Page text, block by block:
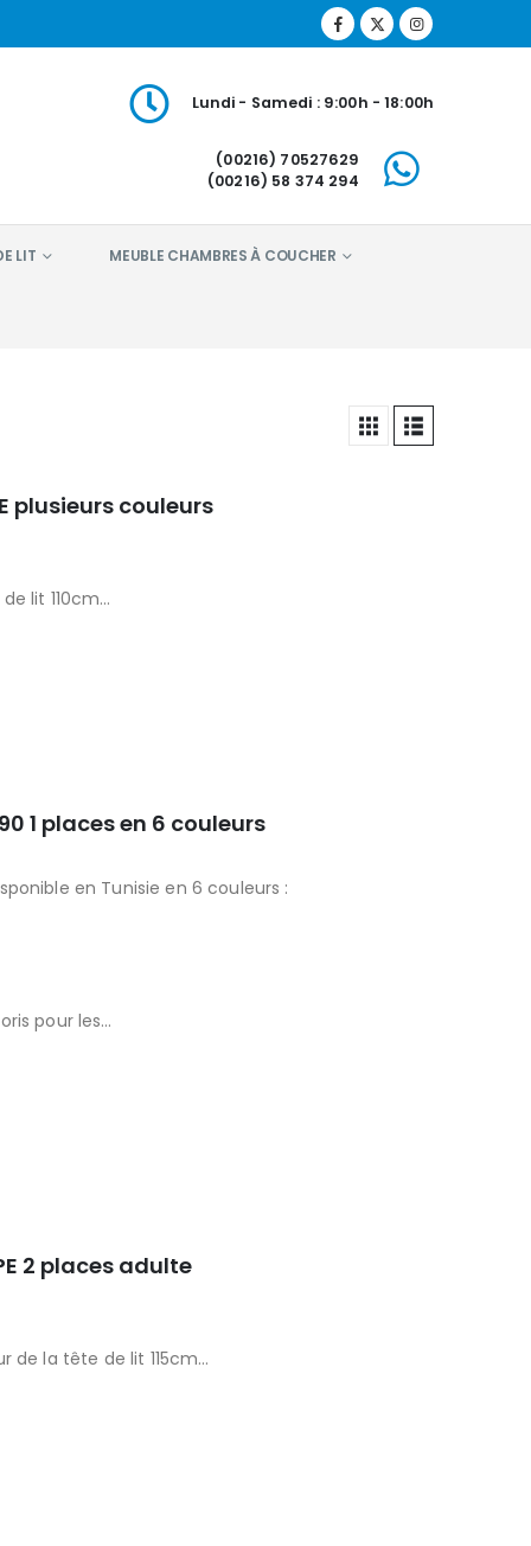
Lundi - Samedi : 9:00h - 18:00h
(00216) 70527629
(00216) 58 374 294
LIT MEUBLE CHAMBRES À COUCHER
plusieurs couleurs
lit 110cm
1 places en 6 couleurs
en Tunisie en 6 couleurs :
pour les…
2 places adulte
de la tête de lit 115cm